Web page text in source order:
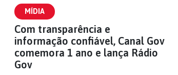
MÍDIA
Com transparência e
informação confiável, Canal Gov
comemora 1 ano e lança Rádio
Gov